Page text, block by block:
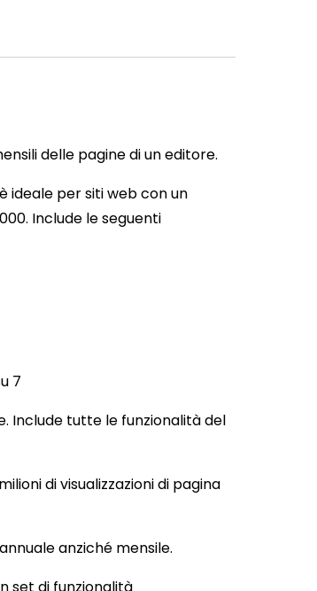
delle pagine di un editore.
ideale per siti web con un
Include le seguenti
7
Include tutte le funzionalità del
di visualizzazioni di pagina
anziché mensile.